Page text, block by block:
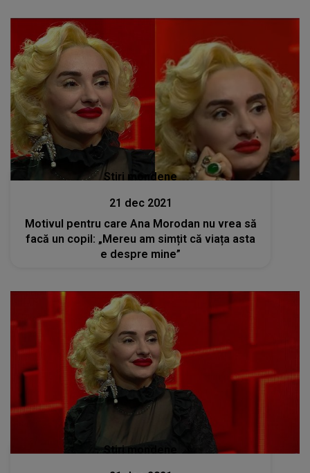
Stiri mondene
21 dec 2021
Motivul pentru care Ana Morodan nu vrea să
facă un copil: „Mereu am simțit că viața asta
e despre mine”
Stiri mondene